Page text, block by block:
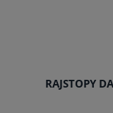
RAJSTOPY